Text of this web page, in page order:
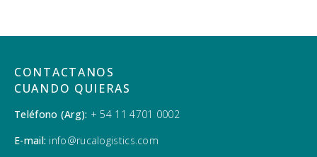
CONTACTANOS
CUANDO QUIERAS
Teléfono (Arg): + 54 11 4701 0002
E-mail: info@rucalogistics.com